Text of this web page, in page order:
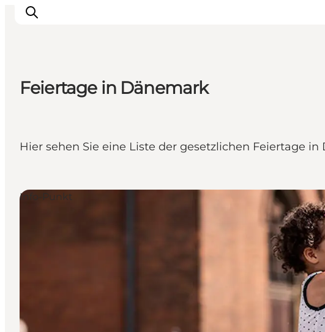
Erlebnisse
Feiertage in Dänemark
Hier sehen Sie eine Liste der gesetzlichen Feiertage in
Info-Punkt